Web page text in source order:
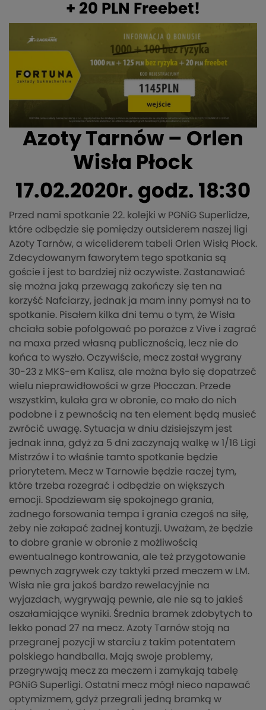
+ 20 PLN Freebet!
Azoty Tarnów – Orlen
Wisła Płock
17.02.2020r. godz. 18:30
Przed nami spotkanie 22. kolejki w PGNiG Superlidze,
które odbędzie się pomiędzy outsiderem naszej ligi
Azoty Tarnów, a wiceliderem tabeli Orlen Wisłą Płock.
Zdecydowanym faworytem tego spotkania są
goście i jest to bardziej niż oczywiste. Zastanawiać
się można jaką przewagą zakończy się ten na
korzyść Nafciarzy, jednak ja mam inny pomysł na to
spotkanie. Pisałem kilka dni temu o tym, że Wisła
chciała sobie pofolgować po porażce z Vive i zagrać
na maxa przed własną publicznością, lecz nie do
końca to wyszło. Oczywiście, mecz został wygrany
30-23 z MKS-em Kalisz, ale można było się dopatrzeć
wielu nieprawidłowości w grze Płocczan. Przede
wszystkim, kulała gra w obronie, co mało do nich
podobne i z pewnością na ten element będą musieć
zwrócić uwagę. Sytuacja w dniu dzisiejszym jest
jednak inna, gdyż za 5 dni zaczynają walkę w 1/16 Ligi
Mistrzów i to właśnie tamto spotkanie będzie
priorytetem. Mecz w Tarnowie będzie raczej tym,
które trzeba rozegrać i odbędzie on większych
emocji. Spodziewam się spokojnego grania,
żadnego forsowania tempa i grania czegoś na siłę,
żeby nie załapać żadnej kontuzji. Uważam, że będzie
to dobre granie w obronie z możliwością
ewentualnego kontrowania, ale też przygotowanie
pewnych zagrywek czy taktyki przed meczem w LM.
Wisła nie gra jakoś bardzo rewelacyjnie na
wyjazdach, wygrywają pewnie, ale nie są to jakieś
oszałamiające wyniki. Średnia bramek zdobytych to
lekko ponad 27 na mecz. Azoty Tarnów stoją na
przegranej pozycji w starciu z takim potentatem
polskiego handballa. Mają swoje problemy,
przegrywają mecz za meczem i zamykają tabelę
PGNiG Superligi. Ostatni mecz mógł nieco napawać
optymizmem, gdyż przegrali jedną bramką w